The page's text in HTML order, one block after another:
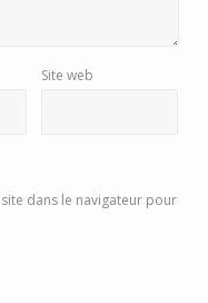
Site web
dans le navigateur pour